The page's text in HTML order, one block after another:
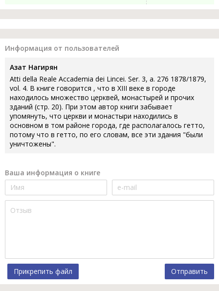
Информация от пользователей
Азат Нагирян
Atti della Reale Accademia dei Lincei. Ser. 3, a. 276 1878/1879,
vol. 4. В книге говорится , что в XIII веке в городе
находилось множество церквей, монастырей и прочих
зданий (стр. 20). При этом автор книги забывает
упомянуть, что церкви и монастыри находились в
основном в том районе города, где располагалось гетто,
потому что в гетто, по его словам, все эти здания "были
уничтожены".
Ваша информация о книге
Прикрепить файл Отправить